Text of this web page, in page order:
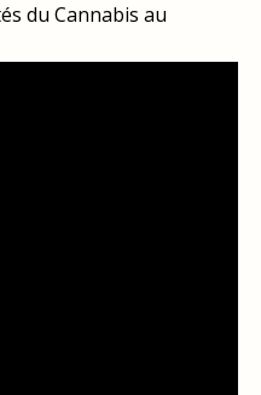
du Cannabis au